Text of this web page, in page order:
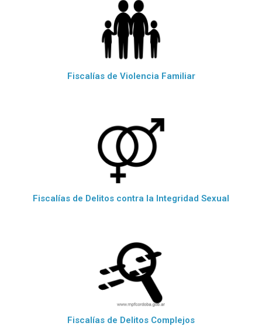
Fiscalías de Violencia Familiar
Fiscalías de Delitos contra la Integridad Sexual
Fiscalías de Delitos Complejos